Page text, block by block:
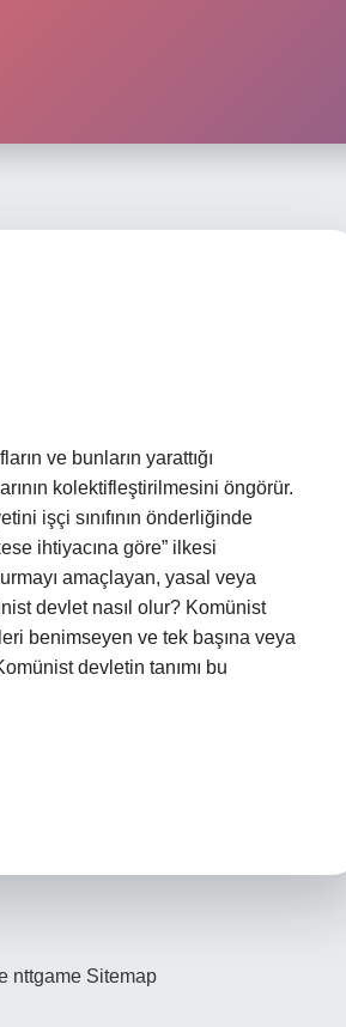
ve bunların yarattığı
kolektifleştirilmesini öngörür.
işçi sınıfının önderliğinde
ihtiyacına göre” ilkesi
amaçlayan, yasal veya
devlet nasıl olur? Komünist
benimseyen ve tek başına veya
devletin tanımı bu
nttgame Sitemap